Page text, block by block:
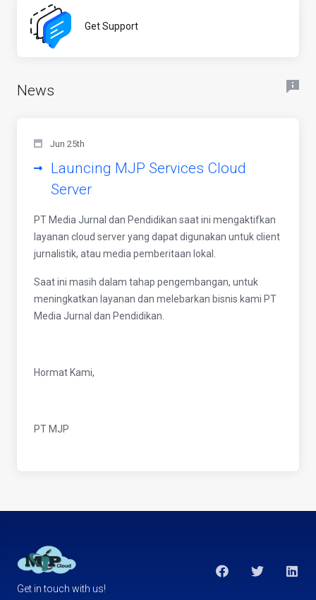
Get Support
News
Jun 25th
Launcing MJP Services Cloud
Server
PT Media Jurnal dan Pendidikan saat ini mengaktifkan
layanan cloud server yang dapat digunakan untuk client
jurnalistik, atau media pemberitaan lokal.
Saat ini masih dalam tahap pengembangan, untuk
meningkatkan layanan dan melebarkan bisnis kami PT
Media Jurnal dan Pendidikan.
Hormat Kami,
PT MJP
Get in touch with us!